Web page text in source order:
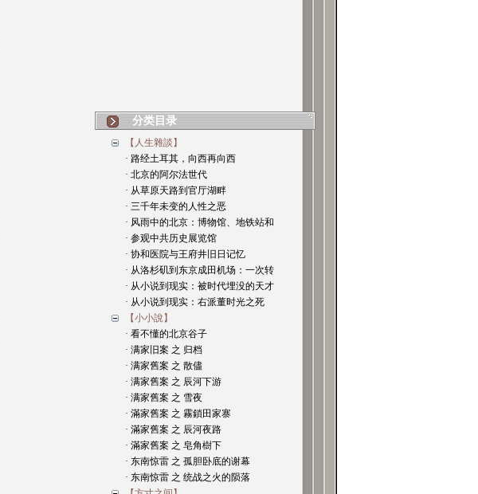
分类目录
【人生雜談】
· 路经土耳其，向西再向西
· 北京的阿尔法世代
· 从草原天路到官厅湖畔
· 三千年未变的人性之恶
· 风雨中的北京：博物馆、地铁站和
· 参观中共历史展览馆
· 协和医院与王府井旧日记忆
· 从洛杉矶到东京成田机场：一次转
· 从小说到现实：被时代埋没的天才
· 从小说到现实：右派董时光之死
【小小說】
· 看不懂的北京谷子
· 满家旧案 之 归档
· 满家舊案 之 散儘
· 满家舊案 之 辰河下游
· 满家舊案 之 雪夜
· 滿家舊案 之 霧鎖田家寨
· 滿家舊案 之 辰河夜路
· 滿家舊案 之 皂角樹下
· 东南惊雷 之 孤胆卧底的谢幕
· 东南惊雷 之 统战之火的陨落